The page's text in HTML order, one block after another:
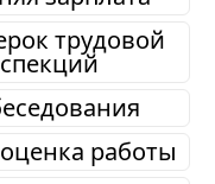
трудовой
работы